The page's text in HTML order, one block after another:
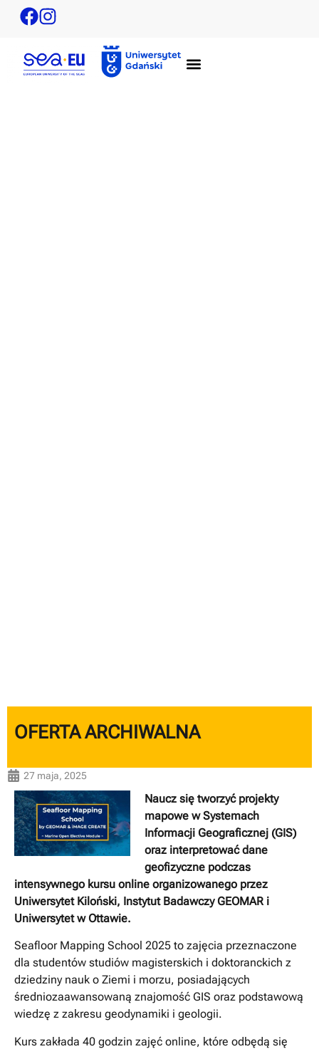
OFERTA ARCHIWALNA
27 maja, 2025
Naucz się tworzyć projekty
mapowe w Systemach
Informacji Geograficznej (GIS)
oraz interpretować dane
geofizyczne podczas
intensywnego kursu online organizowanego przez
Uniwersytet Kiloński, Instytut Badawczy GEOMAR i
Uniwersytet w Ottawie.
Seafloor Mapping School 2025 to zajęcia przeznaczone
dla studentów studiów magisterskich i doktoranckich z
dziedziny nauk o Ziemi i morzu, posiadających
średniozaawansowaną znajomość GIS oraz podstawową
wiedzę z zakresu geodynamiki i geologii.
Kurs zakłada 40 godzin zajęć online, które odbędą się